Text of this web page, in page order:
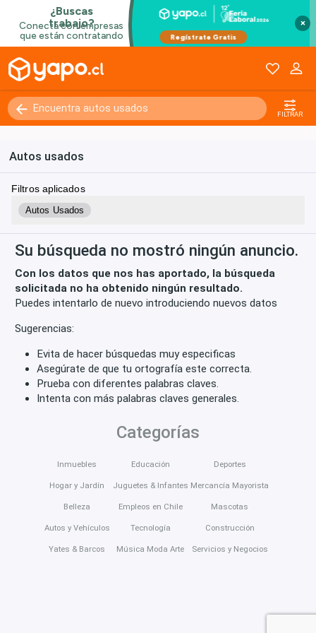
×
FILTRAR
Autos usados
Filtros aplicados
Autos Usados
Su búsqueda no mostró ningún anuncio.
Con los datos que nos has aportado, la búsqueda
solicitada no ha obtenido ningún resultado.
Puedes intentarlo de nuevo introduciendo nuevos datos
Sugerencias:
Evita de hacer búsquedas muy especificas
Asegúrate de que tu ortografía este correcta.
Prueba con diferentes palabras claves.
Intenta con más palabras claves generales.
Categorías
Inmuebles
Hogar y Jardín
Belleza
Autos y Vehículos
Yates & Barcos
Educación
Juguetes & Infantes
Empleos en Chile
Tecnología
Música Moda Arte
Deportes
Mercancía Mayorista
Mascotas
Construcción
Servicios y Negocios
Kilómetros 0 - 250000+